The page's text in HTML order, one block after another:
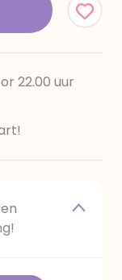
22.00 uur